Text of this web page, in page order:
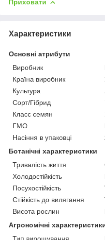
Приховати
Характеристики
Основні атрибути
Виробник
Країна виробник
Культура
Сорт/Гібрид
Класс семян
ГМО
Насіння в упаковці
Ботанічні характеристики
Тривалість життя
Холодостійкість
Посухостійкість
Стійкість до вилягання
Висота рослин
Агрономічні
Тип вирощування